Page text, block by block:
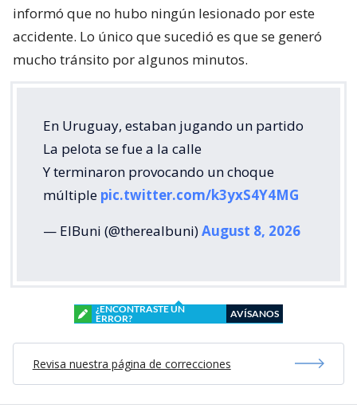
informó que no hubo ningún lesionado por este
accidente. Lo único que sucedió es que se generó
mucho tránsito por algunos minutos.
En Uruguay, estaban jugando un partido
La pelota se fue a la calle
Y terminaron provocando un choque
múltiple pic.twitter.com/k3yxS4Y4MG
— ElBuni (@therealbuni)August 8, 2026
¿ENCONTRASTE UN
ERROR?
AVÍSANOS
Revisa nuestra página de correcciones